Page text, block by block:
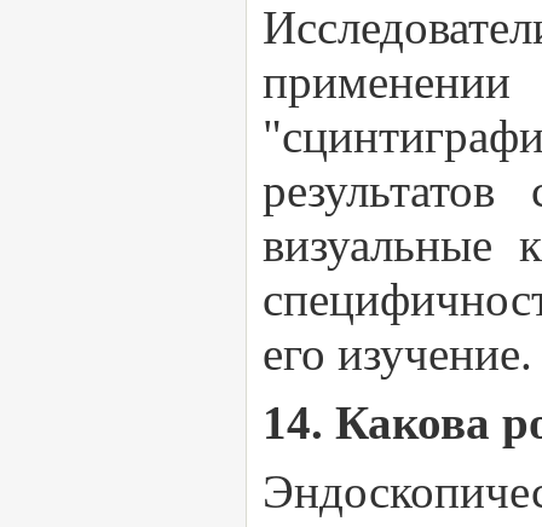
визуальные
его изучение.
14. Какова